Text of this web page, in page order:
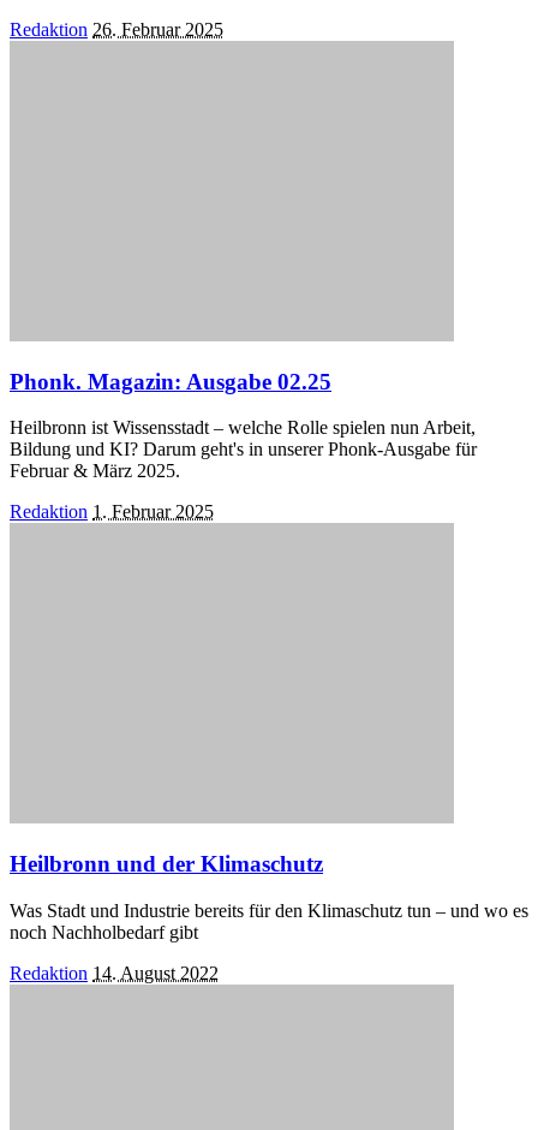
Posted
Redaktion 26. Februar 2025
Phonk. Magazin: Ausgabe 02.25
Heilbronn ist Wissensstadt – welche Rolle spielen nun Arbeit,
Bildung und KI? Darum geht's in unserer Phonk-Ausgabe für
Februar & März 2025.
Posted
Redaktion 1. Februar 2025
Heilbronn und der Klimaschutz
Was Stadt und Industrie bereits für den Klimaschutz tun – und wo es
noch Nachholbedarf gibt
Posted
Redaktion 14. August 2022